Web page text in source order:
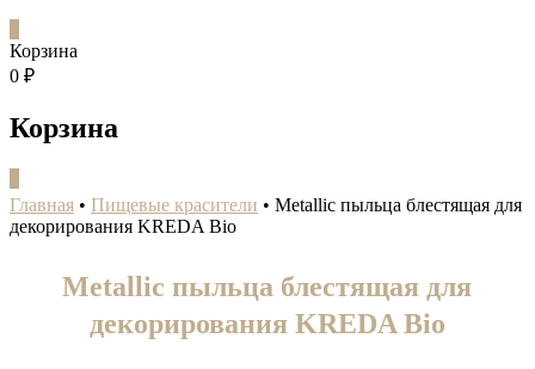
Корзина
0 ₽
Корзина
Главная • Пищевые красители • Metallic пыльца блестящая для
декорирования KREDA Bio
Metallic пыльца блестящая для
декорирования KREDA Bio